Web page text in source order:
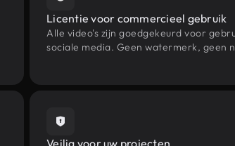
Licentie voor commercieel gebruik
Alle video's zijn goedgekeurd voor
sociale media. Geen watermerk, geen
Veilig voor uw projecten